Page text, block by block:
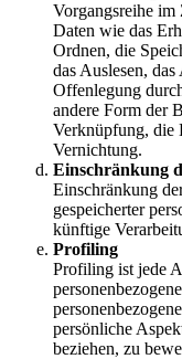
Vorgangsreihe im
Daten wie das
Ordnen, die
das Auslesen,
Offenlegung
andere Form der
Verknüpfung, die
Vernichtung.
Einschränkung
Einschränkung
gespeicherter
künftige
Profiling
Profiling ist jede
persönliche
beziehen, zu